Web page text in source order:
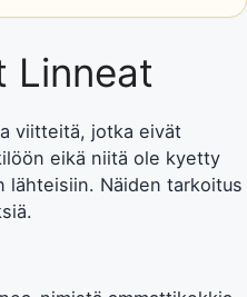
Linneat
viitteitä, jotka eivät
eikä niitä ole kyetty
lähteisiin. Näiden tarkoitus